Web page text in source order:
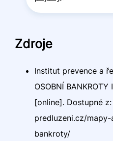
Zdroje
Institut prevence a
OSOBNÍ
[online]. Dostupné
predluzeni.cz/
bankroty/